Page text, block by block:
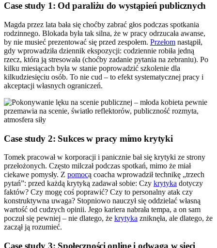
Case study 1: Od paraliżu do wystąpień publicznych
Magda przez lata bała się choćby zabrać głos podczas spotkania
rodzinnego. Blokada była tak silna, że w pracy odrzucała awanse,
by nie musieć prezentować się przed zespołem. Przełom nastąpił,
gdy wprowadziła dziennik ekspozycji: codziennie robiła jedną
rzecz, która ją stresowała (choćby zadanie pytania na zebraniu). Po
kilku miesiącach była w stanie poprowadzić szkolenie dla
kilkudziesięciu osób. To nie cud – to efekt systematycznej pracy i
akceptacji własnych ograniczeń.
Case study 2: Sukces w pracy mimo krytyki
Tomek pracował w korporacji i panicznie bał się krytyki ze strony
przełożonych. Często milczał podczas spotkań, mimo że miał
ciekawe pomysły. Z pomocą coacha wprowadził technikę „trzech
pytań”: przed każdą krytyką zadawał sobie: Czy krytyka dotyczy
faktów? Czy mogę coś poprawić? Czy to personalny atak czy
konstruktywna uwaga? Stopniowo nauczył się oddzielać własną
wartość od cudzych opinii. Jego kariera nabrała tempa, a on sam
poczuł się pewniej – nie dlatego, że krytyka zniknęła, ale dlatego, że
zaczął ją rozumieć.
Case study 3: Społeczności online i odwaga w sieci